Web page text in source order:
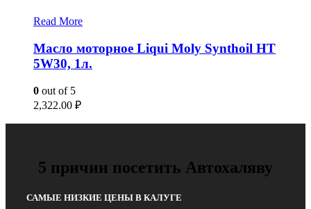
Read More
Масло моторное Liqui Moly Synthoil HT
5W30, 1л.
0 out of 5
2,322.00 ₽
5 причин посетить Автохаляву
САМЫЕ НИЗКИЕ ЦЕНЫ В КАЛУГЕ